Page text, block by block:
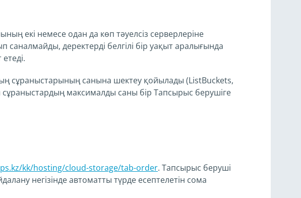
екі немесе одан да көп тәуелсіз серверлеріне
деректерді белгілі бір уақыт аралығында
сұраныстарының санына шектеу қойылады (ListBuckets,
максималды саны бір Тапсырыс берушіге
kk/hosting/cloud-storage/tab-order. Тапсырыс беруші
негізінде автоматты түрде есептелетін сома